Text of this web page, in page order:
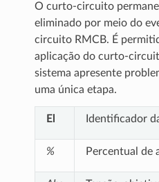
O curto-circuito
eliminado por meio do
circuito RMCB. É
aplicação do curto-
sistema apresente
uma única etapa.
El Identificador
% Percentual de